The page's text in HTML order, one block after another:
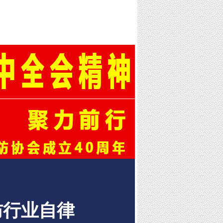
业自律